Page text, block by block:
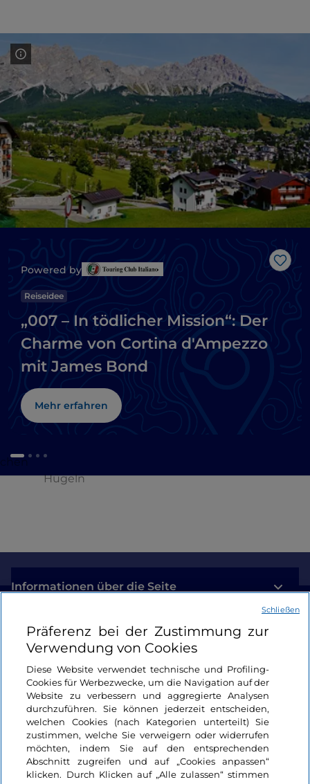
Like
Powered by
Reiseidee
„007 – In tödlicher Mission“: Der
Charme von Cortina d'Ampezzo
mit James Bond
Mehr erfahren
Hügeln
Informationen über die Seite
Nützliche Links
Login
Bleiben wir in Kontakt
Präferenz bei der Zustimmung zur
Verwendung von Cookies
Diese Website verwendet technische und Profiling-
Cookies für Werbezwecke, um die Navigation auf der
Website zu verbessern und aggregierte Analysen
durchzuführen. Sie können jederzeit entscheiden,
welchen Cookies (nach Kategorien unterteilt) Sie
zustimmen, welche Sie verweigern oder widerrufen
möchten, indem Sie auf den entsprechenden
Abschnitt zugreifen und auf „Cookies anpassen“
klicken. Durch Klicken auf „Alle zulassen“ stimmen
Schließen